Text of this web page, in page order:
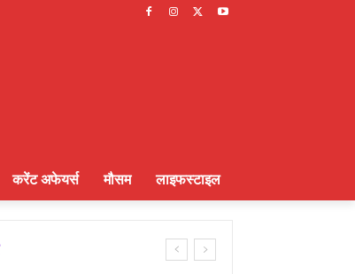
करेंट अफेयर्स मौसम लाइफस्टाइल